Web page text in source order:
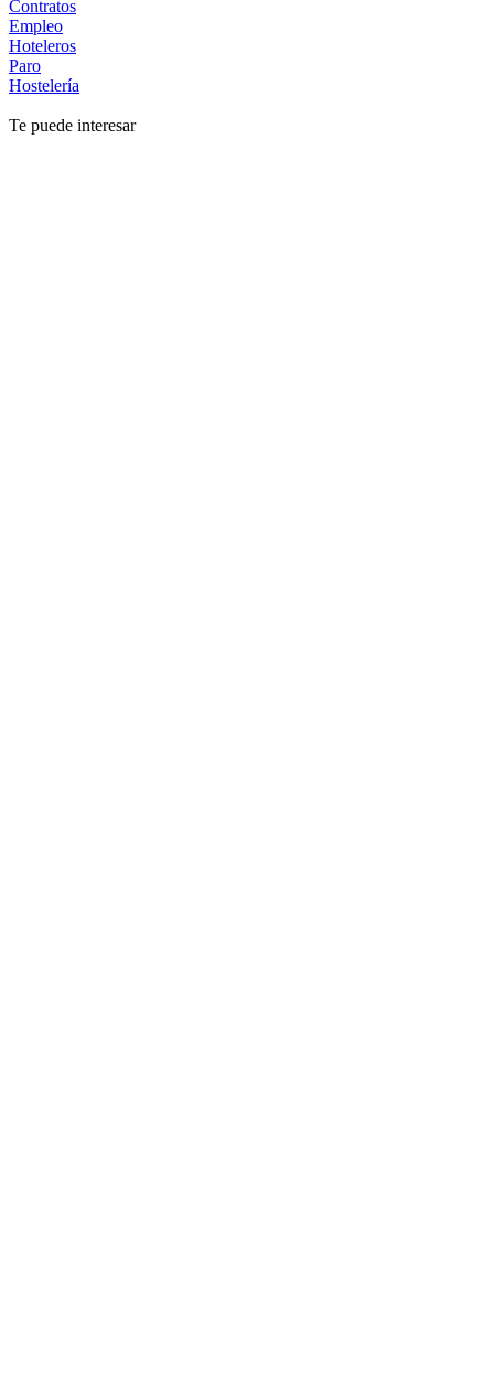
Contratos
Empleo
Hoteleros
Paro
Hostelería
Te puede interesar